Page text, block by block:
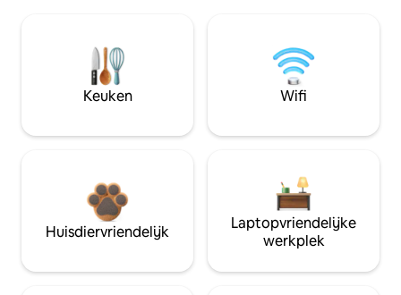
Keuken Wifi
Huisdiervriendelijk
Laptopvriendelijke
werkplek